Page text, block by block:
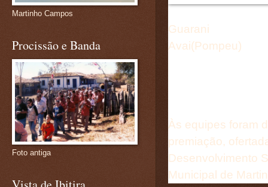
Guarani
Avai(Pompeu)
Às equipes foram
premiação,
Desenvolvimento
Municipal de
Martinho Campos
Procissão e Banda
Foto antiga